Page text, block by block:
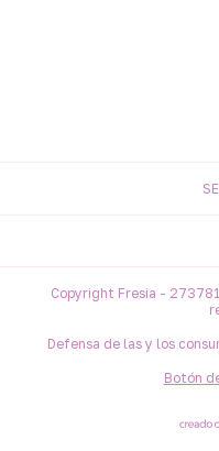
Copyright Fresia -
Defensa de las y los
Botón